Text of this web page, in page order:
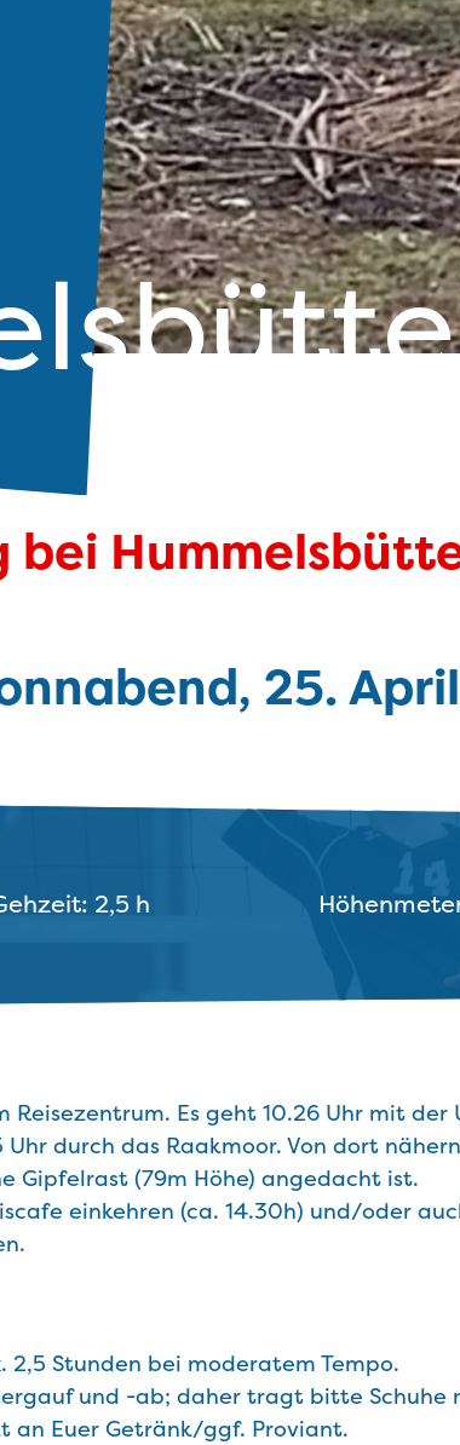
bei
25. April
2,5 h
Es geht 10.26 Uhr mit
durch das Raakmoor. Von dort
Gipfelrast (79m Höhe) angedacht ist.
einkehren (ca. 14.30h) und/oder
Stunden bei moderatem Tempo.
und -ab; daher tragt bitte Schuhe
Euer Getränk/ggf. Proviant.